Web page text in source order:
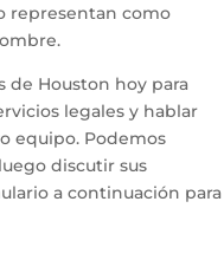
representan como
de Houston hoy para
legales y hablar
equipo. Podemos
discutir sus
a continuación para